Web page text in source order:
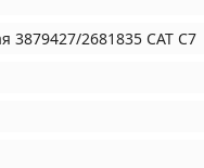
3879427/2681835 CAT C7